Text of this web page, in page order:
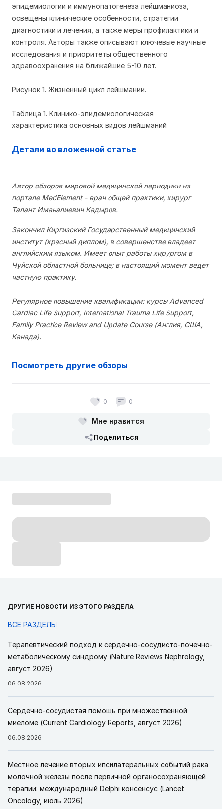
эпидемиологии и иммунопатогенеза лейшманиоза,
освещены клинические особенности, стратегии
диагностики и лечения, а также меры профилактики и
контроля. Авторы также описывают ключевые научные
исследования и приоритеты общественного
здравоохранения на ближайшие 5-10 лет.
Рисунок 1. Жизненный цикл лейшмании.
Таблица 1. Клинико-эпидемиологическая
характеристика основных видов лейшманий.
Детали во вложенной статье
Автор обзоров мировой медицинской периодики на
портале MedElement - врач общей практики, хирург
Талант Иманалиевич Кадыров.
Закончил Киргизский Государственный медицинский
институт (красный диплом), в совершенстве владеет
английским языком. Имеет опыт работы хирургом в
Чуйской областной больнице; в настоящий момент ведет
частную практику.
Регулярное повышение квалификации: курсы Advanced
Cardiac Life Support, International Trauma Life Support,
Family Practice Review and Update Course (Англия, США,
Канада).
Посмотреть другие обзоры
0 0
Мне нравится
Поделиться
ДРУГИЕ НОВОСТИ ИЗ ЭТОГО РАЗДЕЛА
ВСЕ РАЗДЕЛЫ
Терапевтический подход к сердечно-сосудисто-почечно-
метаболическому синдрому (Nature Reviews Nephrology,
август 2026)
06.08.2026
Сердечно-сосудистая помощь при множественной
миеломе (Current Cardiology Reports, август 2026)
06.08.2026
Местное лечение вторых ипсилатеральных событий рака
молочной железы после первичной органосохраняющей
терапии: международный Delphi консенсус (Lancet
Oncology, июль 2026)